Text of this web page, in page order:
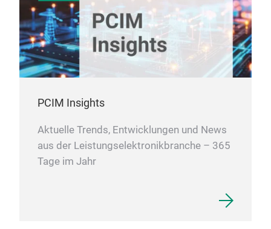
PCIM Insights
Aktuelle Trends, Entwicklungen und News
aus der Leistungselektronikbranche – 365
Tage im Jahr